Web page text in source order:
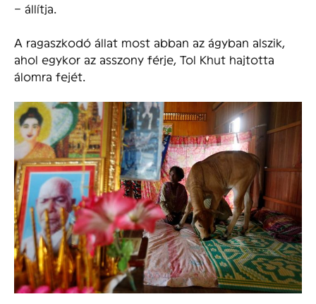
– állítja.
A ragaszkodó állat most abban az ágyban alszik,
ahol egykor az asszony férje, Tol Khut hajtotta
álomra fejét.